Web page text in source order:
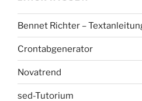
Bennet Richter –
Crontabgenerator
Novatrend
sed-Tutorium